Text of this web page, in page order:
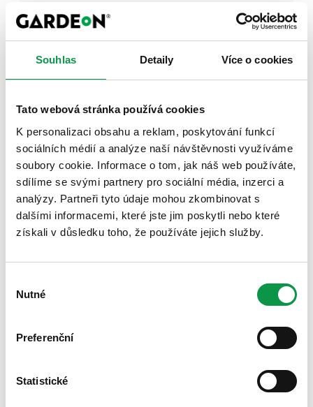
Souhlas Detaily Více o cookies
Tato webová stránka používá cookies
K personalizaci obsahu a reklam, poskytování funkcí
sociálních médií a analýze naší návštěvnosti využíváme
soubory cookie. Informace o tom, jak náš web používáte,
sdílíme se svými partnery pro sociální média, inzerci a
analýzy. Partneři tyto údaje mohou zkombinovat s
dalšími informacemi, které jste jim poskytli nebo které
získali v důsledku toho, že používáte jejich služby.
souhlasu
Nutné
Preferenční
Statistické
zdaleka sloužit jen jako prostor pro uložení
zahradního nářadí.…
Celý článek
Domek či přístřešek pro bazénovou
filtraci a kam ho umístit?
někde u vody - na tom se…